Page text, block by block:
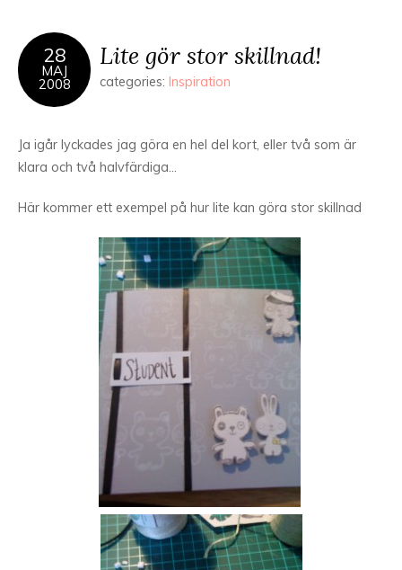
28
MAJ
2008
Lite gör stor skillnad!
categories: Inspiration
Ja igår lyckades jag göra en hel del kort, eller två som är
klara och två halvfärdiga…
Här kommer ett exempel på hur lite kan göra stor skillnad